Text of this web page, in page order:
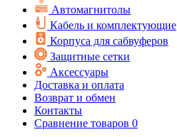
Автомагнитолы
Кабель и комплектующие
Корпуса для сабвуферов
Защитные сетки
Аксессуары
Доставка и оплата
Возврат и обмен
Контакты
Сравнение товаров 0